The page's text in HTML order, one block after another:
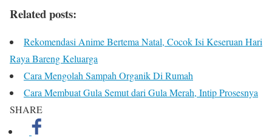
Related posts:
Rekomendasi Anime Bertema Natal, Cocok Isi Keseruan Hari
Raya Bareng Keluarga
Cara Mengolah Sampah Organik Di Rumah
Cara Membuat Gula Semut dari Gula Merah, Intip Prosesnya
SHARE